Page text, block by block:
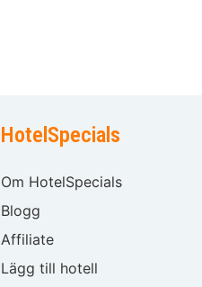
HotelSpecials
Om HotelSpecials
Blogg
Affiliate
Lägg till hotell